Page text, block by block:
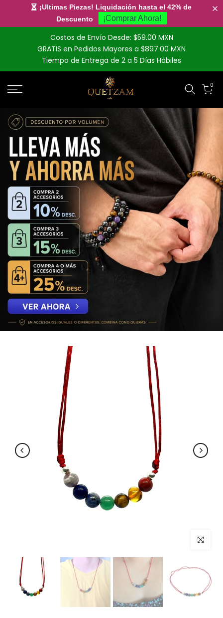
¡Ultimas Piezas! Liquidación hasta el 42% de
Descuento
¡Comprar Ahora!
contenido
Costos de Envío Desde: $59.00 MXN
GRATIS en Pedidos Mayores a $897.00 MXN
Tiempo de Entrega de 2 a 5 Días Hábiles
0
Clic para